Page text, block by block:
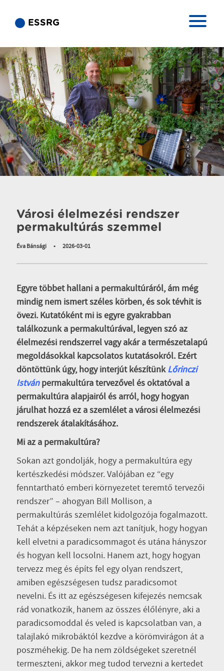
ESSRG
Városi élelmezési rendszer
permakultúrás szemmel
Éva Bánsági • 2026-03-01
Egyre többet hallani a permakultúráról, ám még
mindig nem ismert széles körben, és sok tévhit is
övezi. Kutatóként mi is egyre gyakrabban
találkozunk a permakultúrával, legyen szó az
élelmezési rendszerrel vagy akár a természetalapú
megoldásokkal kapcsolatos kutatásokról. Ezért
döntöttünk úgy, hogy interjút készítünkLőrinczi
Istvánpermakultúra tervezővel és oktatóval a
permakultúra alapjairól és arról, hogy hogyan
járulhat hozzá ez a szemlélet a városi élelmezési
rendszerek átalakításához.
Mi az a permakultúra?
Sokan azt gondolják, hogy a permakultúra egy
kertészkedési módszer. Valójában ez “egy
fenntartható emberi környezetet teremtő tervezői
rendszer” – ahogyan Bill Mollison, a
permakultúrás szemlélet kidolgozója fogalmazott.
Tehát a képzéseken nem azt tanítjuk, hogy hogyan
kell elvetni a paradicsommagot és utána hányszor
és hogyan kell locsolni. Hanem azt, hogy hogyan
tervezz meg és építs fel egy olyan rendszert,
amiben egészségesen tudsz paradicsomot
nevelni. És itt az egészségesen kifejezés nemcsak
rád vonatkozik, hanem az összes élőlényre, aki a
paradicsomoddal és veled is kapcsolatban van, a
talajlakó mikrobáktól kezdve a körömvirágon át a
poszméhekig. De ha nem zöldségeket szeretnél
termeszteni, akkor meg tudod tervezni a kertedet